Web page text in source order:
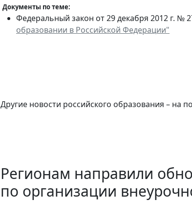
Документы по теме:
Федеральный закон от 29 декабря 2012 г. №
образовании в Российской Федерации"
Другие новости российского образования – на
Регионам направили
по организации